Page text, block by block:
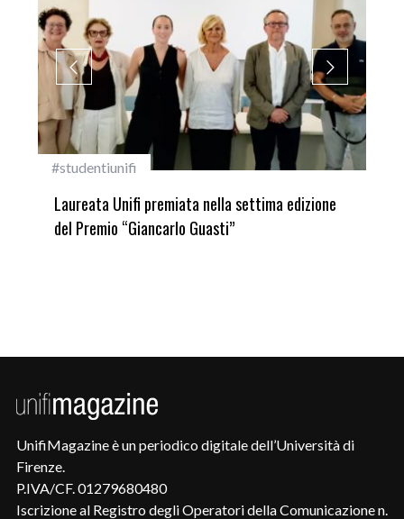
#studentiunifi
Laureata Unifi premiata nella settima edizione
del Premio “Giancarlo Guasti”
UnifiMagazine è un periodico digitale dell’Università di
Firenze.
P.IVA/CF. 01279680480
Iscrizione al Registro degli Operatori della Comunicazione n.